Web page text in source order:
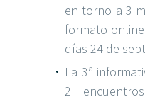
en torno a 3
formato
días 24 de
La 3ª
2